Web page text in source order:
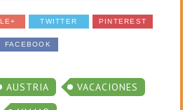
TWITTER PINTEREST
FACEBOOK
AUSTRIA
VACACIONES